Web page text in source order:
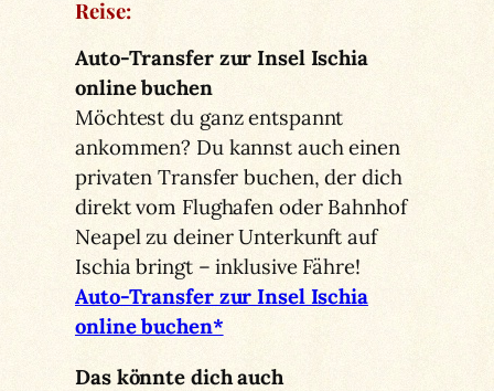
Reise:
Auto-Transfer zur Insel Ischia
online buchen
Möchtest du ganz entspannt
ankommen? Du kannst auch einen
privaten Transfer buchen, der dich
direkt vom Flughafen oder Bahnhof
Neapel zu deiner Unterkunft auf
Ischia bringt – inklusive Fähre!
Auto-Transfer zur Insel Ischia
online buchen*
Das könnte dich auch